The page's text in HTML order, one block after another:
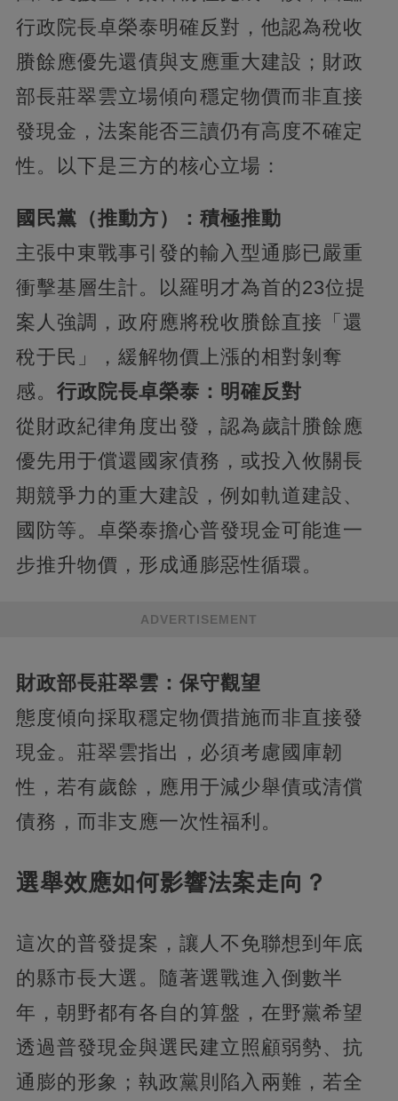
行政院長卓榮泰明確反對，他認為稅收
賸餘應優先還債與支應重大建設；財政
部長莊翠雲立場傾向穩定物價而非直接
發現金，法案能否三讀仍有高度不確定
性。以下是三方的核心立場：
國民黨（推動方）：積極推動
主張中東戰事引發的輸入型通膨已嚴重
衝擊基層生計。以羅明才為首的23位提
案人強調，政府應將稅收賸餘直接「還
稅于民」，緩解物價上漲的相對剝奪
感。 行政院長卓榮泰：明確反對
從財政紀律角度出發，認為歲計賸餘應
優先用于償還國家債務，或投入攸關長
期競爭力的重大建設，例如軌道建設、
國防等。卓榮泰擔心普發現金可能進一
步推升物價，形成通膨惡性循環。
ADVERTISEMENT
財政部長莊翠雲：保守觀望
態度傾向採取穩定物價措施而非直接發
現金。莊翠雲指出，必須考慮國庫韌
性，若有歲餘，應用于減少舉債或清償
債務，而非支應一次性福利。
選舉效應如何影響法案走向？
這次的普發提案，讓人不免聯想到年底
的縣市長大選。隨著選戰進入倒數半
年，朝野都有各自的算盤，在野黨希望
透過普發現金與選民建立照顧弱勢、抗
通膨的形象；執政黨則陷入兩難，若全